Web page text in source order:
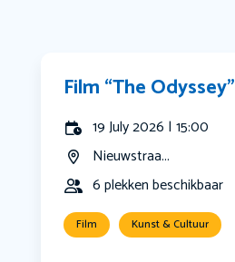
Film “The Odyssey”
19 July 2026 | 15:00
Nieuwstraa...
6 plekken beschikbaar
Film Kunst & Cultuur